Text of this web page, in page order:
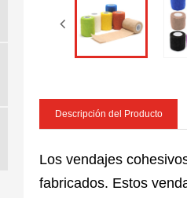
Descripción del Producto
Los vendajes
fabricados. Estos